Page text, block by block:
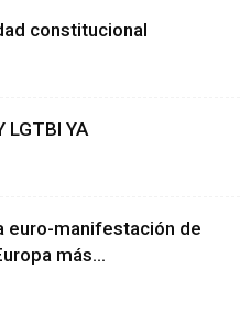
constitucional
LGTBI YA
euro-manifestación de
más...